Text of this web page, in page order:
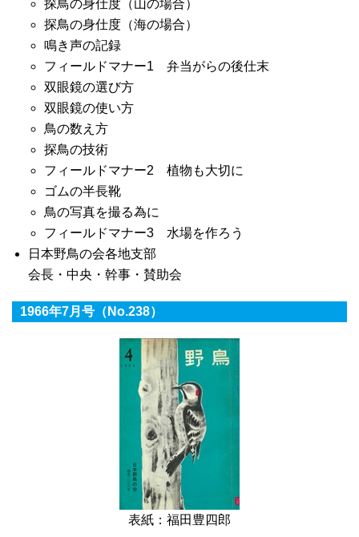
探鳥の身仕度（山の場合）
探鳥の身仕度（海の場合）
鳴き声の記録
フィールドマナー1 弁当がらの後仕末
双眼鏡の選び方
双眼鏡の使い方
鳥の数え方
探鳥の技術
フィールドマナー2 植物も大切に
ゴムの半長靴
鳥の写真を撮る為に
フィールドマナー3 水場を作ろう
日本野鳥の会各地支部
会長・中央・幹事・賛助会
1966年7月号（No.238）
表紙：福田豊四郎